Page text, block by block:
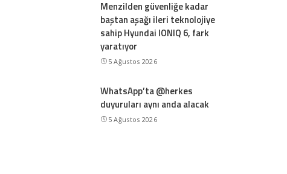
Menzilden güvenliğe kadar
baştan aşağı ileri teknolojiye
sahip Hyundai IONIQ 6, fark
yaratıyor
5 Ağustos 2026
WhatsApp’ta @herkes
duyuruları aynı anda alacak
5 Ağustos 2026